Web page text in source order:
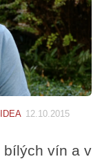
12.10.2015
bílých vín a v